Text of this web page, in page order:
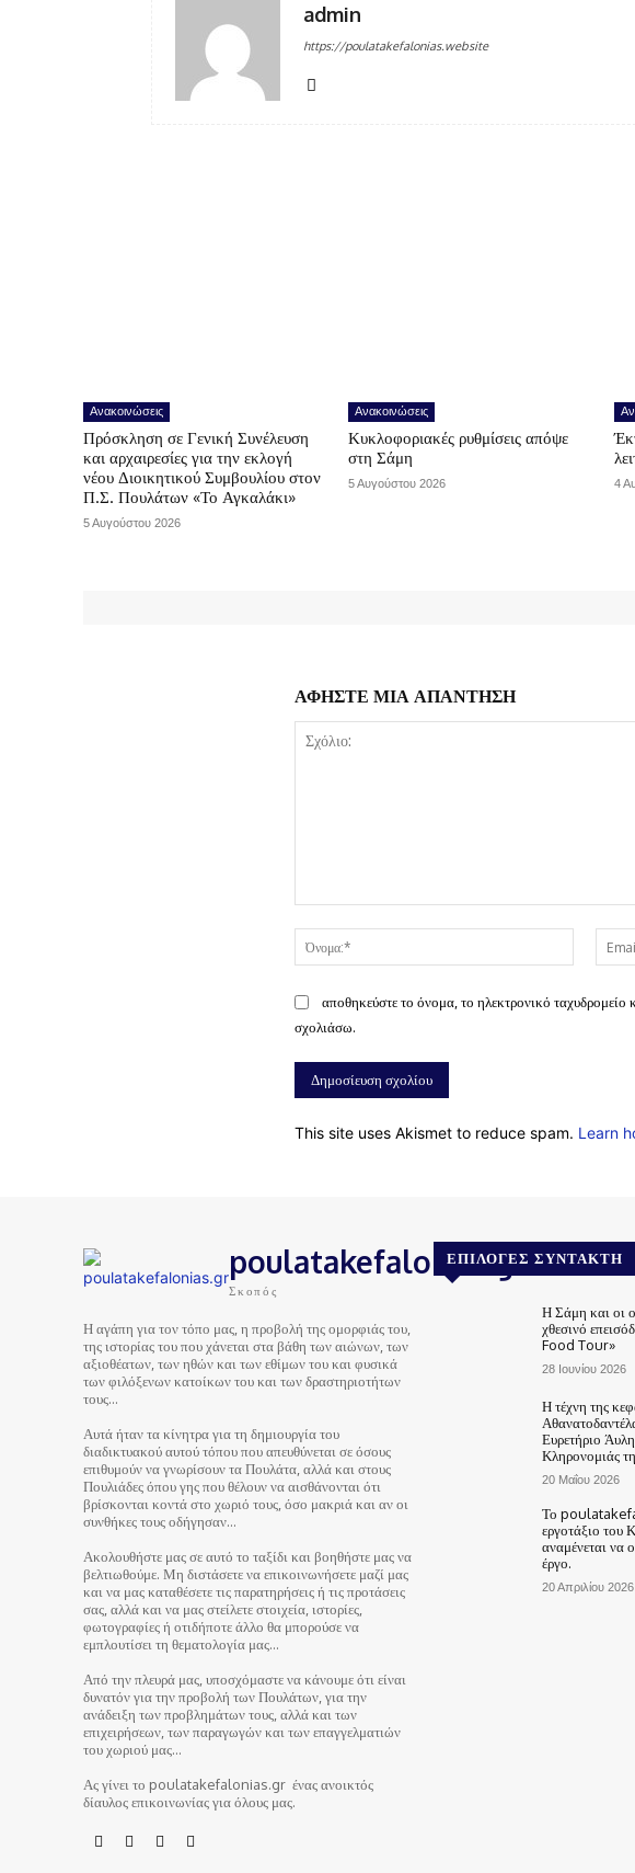
admin
https://poulatakefalonias.website
Ανακοινώσεις
Πρόσκληση σε Γενική Συνέλευση
και αρχαιρεσίες για την εκλογή
νέου Διοικητικού Συμβουλίου στον
Π.Σ. Πουλάτων «Το Αγκαλάκι»
5 Αυγούστου 2026
Ανακοινώσεις
Κυκλοφοριακές ρυθμίσεις απόψε
στη Σάμη
5 Αυγούστου 2026 4
ΑΦΗΣΤΕ ΜΙΑ ΑΠΑΝΤΗΣΗ
Όνομα:*
αποθηκεύστε το όνομα, το ηλεκτρονικό
σχολιάσω.
This site uses Akismet to reduce spam. Learn
poulatakefalonias.gr
Σκοπός
Η αγάπη για τον τόπο μας, η προβολή της ομορφιάς του,
της ιστορίας του που χάνεται στα βάθη των αιώνων, των
αξιοθέατων, των ηθών και των εθίμων του και φυσικά
των φιλόξενων κατοίκων του και των δραστηριοτήτων
τους…
Αυτά ήταν τα κίνητρα για τη δημιουργία του
διαδικτυακού αυτού τόπου που απευθύνεται σε όσους
επιθυμούν να γνωρίσουν τα Πουλάτα, αλλά και στους
Πουλιάδες όπου γης που θέλουν να αισθάνονται ότι
βρίσκονται κοντά στο χωριό τους, όσο μακριά και αν οι
συνθήκες τους οδήγησαν…
Ακολουθήστε μας σε αυτό το ταξίδι και βοηθήστε μας να
βελτιωθούμε. Μη διστάσετε να επικοινωνήσετε μαζί μας
και να μας καταθέσετε τις παρατηρήσεις ή τις προτάσεις
σας, αλλά και να μας στείλετε στοιχεία, ιστορίες,
φωτογραφίες ή οτιδήποτε άλλο θα μπορούσε να
εμπλουτίσει τη θεματολογία μας…
Από την πλευρά μας, υποσχόμαστε να κάνουμε ότι είναι
δυνατόν για την προβολή των Πουλάτων, για την
ανάδειξη των προβλημάτων τους, αλλά και των
επιχειρήσεων, των παραγωγών και των επαγγελματιών
του χωριού μας…
Ας γίνει το poulatakefalonias.gr ένας ανοικτός
δίαυλος επικοινωνίας για όλους μας.
ΕΠΙΛΟΓΈΣ ΣΥΝΤΆΚΤΗ
Η Σάμη και οι
χθεσινό
Food Tour»
28 Ιουνίου 2026
Η τέχνη της
Ευρετήριο
Κληρονομιάς
20 Μαΐου 2026
Το
εργοτάξιο του
αναμένεται να
έργο.
20 Απριλίου 2026